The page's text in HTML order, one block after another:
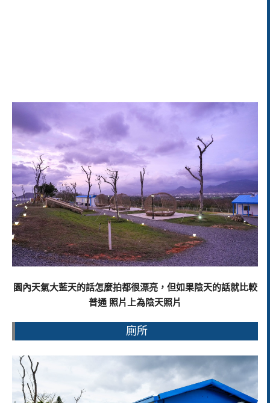
園內天氣大藍天的話怎麼拍都很漂亮，但如果陰天的話就比較
普通 照片上為陰天照片
廁所